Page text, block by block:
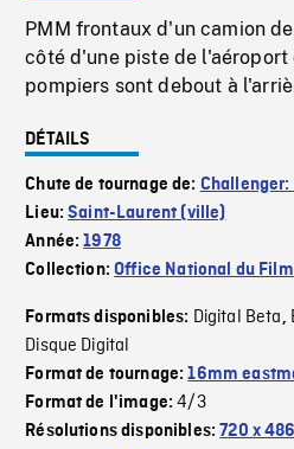
PMM frontaux d'un camion
côté d'une piste de
pompiers sont debout à
DÉTAILS
Chute de tournage de: Challenger:
Lieu:Saint-Laurent (ville)
Année:1978
Collection:Office National du Film
Formats disponibles: Digital Beta,
Disque Digital
Format de tournage:16mm
Format de l'image:4/3
Résolutions disponibles:720 x 486